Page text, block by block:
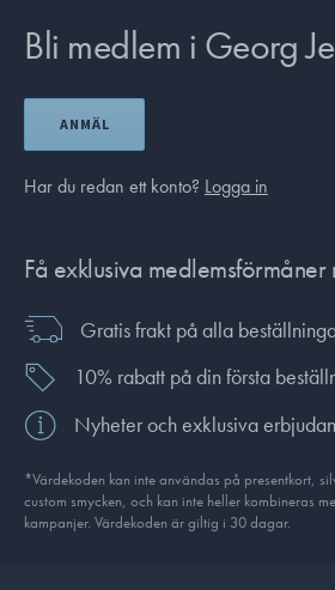
Bli medlem i Georg
ANMÄL
Har du redan ett konto? Logga in
Få exklusiva
Gratis frakt på alla
10% rabatt på din första
Nyheter och exklusiva
*Värdekoden kan inte användas på presentkort,
custom smycken, och kan inte heller kombineras
kampanjer. Värdekoden är giltig i 30 dagar.